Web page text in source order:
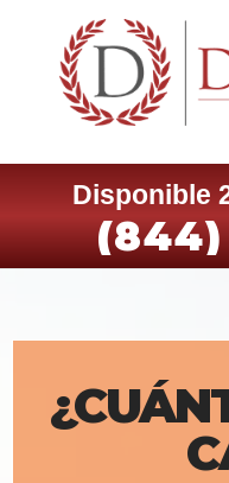
Disponible
(844)